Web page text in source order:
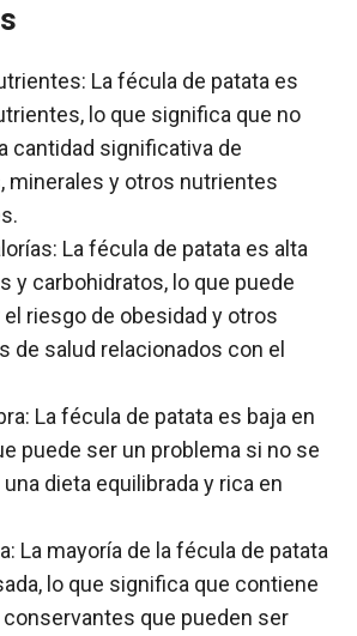
La fécula de patata es
lo que significa que no
cantidad significativa de
minerales y otros nutrientes
La fécula de patata es alta
y carbohidratos, lo que puede
riesgo de obesidad y otros
de salud relacionados con el
La fécula de patata es baja en
puede ser un problema si no se
dieta equilibrada y rica en
La mayoría de la fécula de patata
lo que significa que contiene
que pueden ser